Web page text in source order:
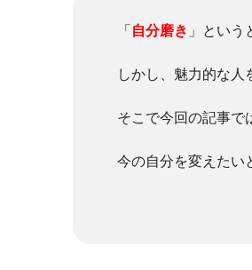
「 自分磨き 」という
しかし、魅力的な人
そこで今回の記事で
今の自分を変えたい